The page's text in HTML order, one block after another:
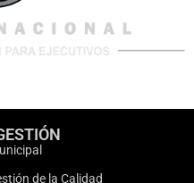
de la Calidad